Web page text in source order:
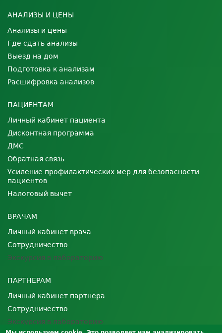
АНАЛИЗЫ И ЦЕНЫ
Анализы и цены
Где сдать анализы
Выезд на дом
Подготовка к анализам
Расшифровка анализов
ПАЦИЕНТАМ
Личный кабинет пациента
Дисконтная программа
ДМС
Обратная связь
Усиление профилактических мер для безопасности
пациентов
Налоговый вычет
ВРАЧАМ
Личный кабинет врача
Сотрудничество
Экскурсия в лабораторию
ПАРТНЕРАМ
Личный кабинет партнёра
Сотрудничество
Экскурсия в лабораторию